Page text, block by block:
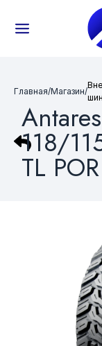
Главная/Магазин/
118/
TL